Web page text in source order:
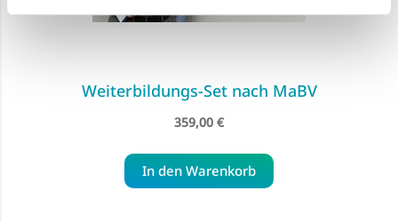
Weiterbildungs-Set nach MaBV
359,00 €
In den Warenkorb